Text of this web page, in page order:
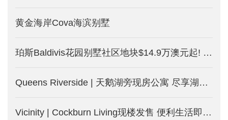
黄金海岸Cova海滨别墅
珀斯Baldivis花园别墅社区地块$14.9万澳元起! 土地别墅套餐$31.9万澳元起！租金回报达5%! 均免海外人士附加税！
Queens Riverside | 天鹅湖旁现房公寓 尽享湖边度假式生活
Vicinity | Cockburn Living现楼发售 便利生活即日起